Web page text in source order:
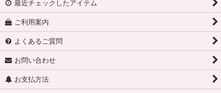
最近チェックしたアイテム
ご利用案内
よくあるご質問
お問い合わせ
お支払方法